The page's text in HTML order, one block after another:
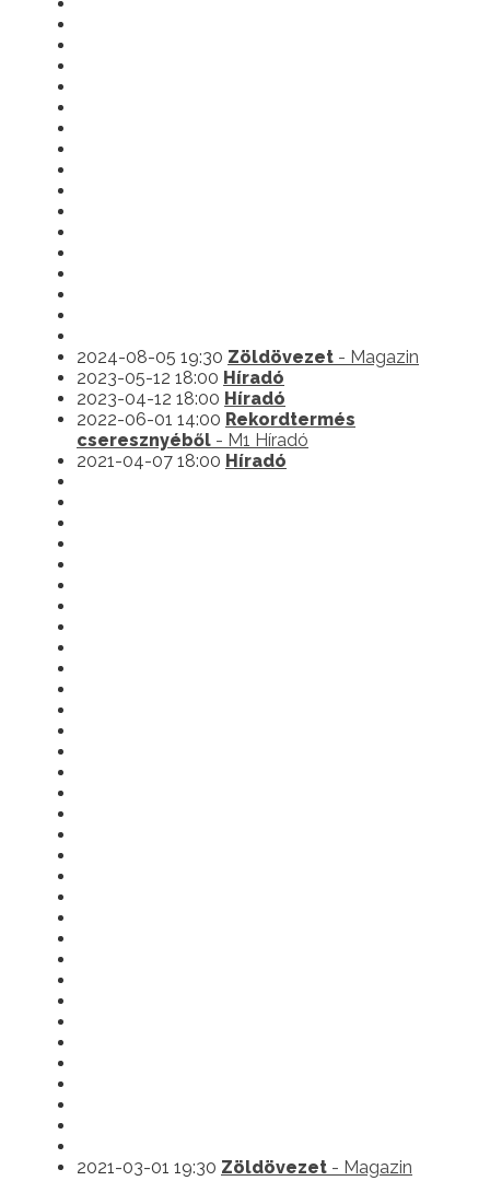
2024-08-05 19:30 Zöldövezet - Magazin
2023-05-12 18:00 Híradó
2023-04-12 18:00 Híradó
2022-06-01 14:00 Rekordtermés
cseresznyéből - M1 Híradó
2021-04-07 18:00 Híradó
2021-03-01 19:30 Zöldövezet - Magazin